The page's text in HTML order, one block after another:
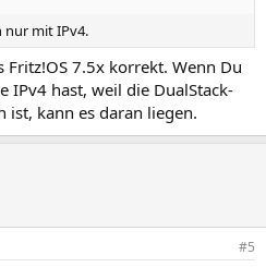
nur mit IPv4.
Fritz!OS 7.5x korrekt. Wenn Du
IPv4 hast, weil die DualStack-
kann es daran liegen.
#5